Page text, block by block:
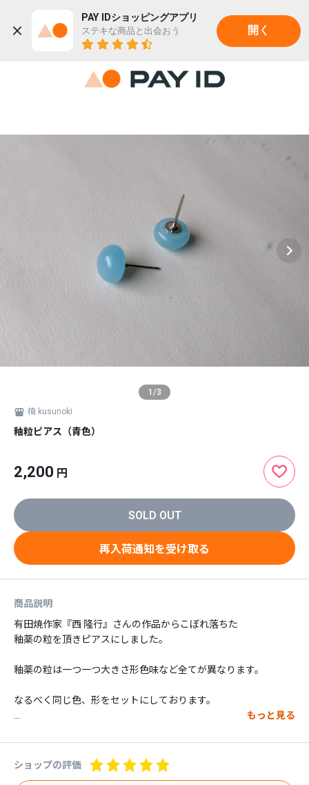
PAY IDショッピングアプリ
ステキな商品と出会おう 開く
1 /3
楠 kusunoki
釉粒ピアス（青色）
2,200 円
SOLD OUT
再入荷通知を受け取る
商品説明
有田焼作家『西 隆行』さんの作品からこぼれ落ちた
釉薬の粒を頂きピアスにしました。
釉薬の粒は一つ一つ大きさ形色味など全てが異なります。
なるべく同じ色、形をセットにしております。
ピアスポスト素材　：チタン
もっと見る
ショップの評価